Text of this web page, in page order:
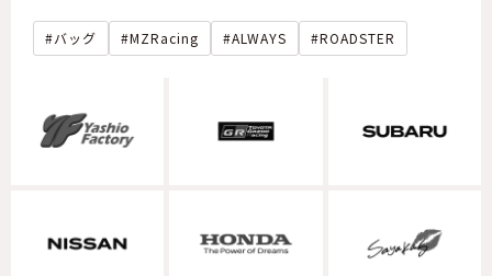
バッグ MZRacing ALWAYS ROADSTER